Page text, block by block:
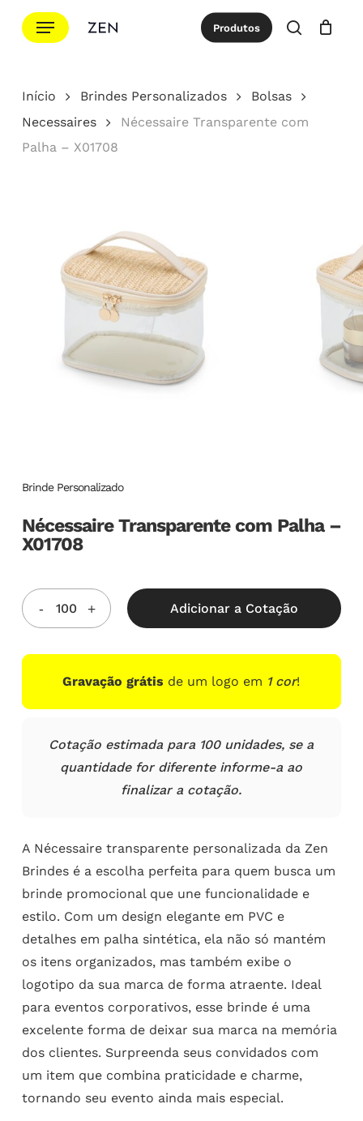
para
principal
Menu Produtos
procurar
Cotação Close
Início Brindes Personalizados
Bolsas
Necessaires
Nécessaire Transparente com
Palha – X01708
Brinde Personalizado
Nécessaire Transparente com Palha –
X01708
Adicionar a Cotação
Gravação grátis de um logo em 1 cor!
Cotação estimada para 100 unidades, se a
quantidade for diferente informe-a ao
finalizar a cotação.
A Nécessaire transparente personalizada da Zen
Brindes é a escolha perfeita para quem busca um
brinde promocional que une funcionalidade e
estilo. Com um design elegante em PVC e
detalhes em palha sintética, ela não só mantém
os itens organizados, mas também exibe o
logotipo da sua marca de forma atraente. Ideal
para eventos corporativos, esse brinde é uma
excelente forma de deixar sua marca na memória
dos clientes. Surpreenda seus convidados com
um item que combina praticidade e charme,
tornando seu evento ainda mais especial.